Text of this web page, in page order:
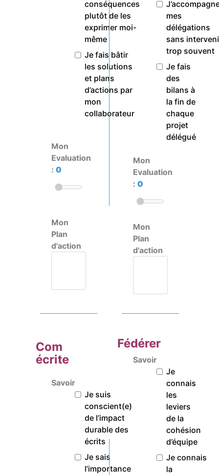
conséquences
plutôt de les
exprimer moi-
même
Je fais bâtir
les solutions
et plans
d’actions par
mon
collaborateur
Mon
Evaluation
: 0
Mon
Plan
d'action
mes
délégations
sans
trop souvent
Je fais
des
bilans à
la fin de
chaque
projet
délégué
Mon
Evaluation
: 0
Mon
Plan
d'action
Com
écrite
Savoir
Je suis
conscient(e)
de l’impact
durable des
écrits
Je sais
l’importance
Fédérer
Savoir
Je
connais
les
leviers
de la
cohésion
d’équipe
Je connais
la